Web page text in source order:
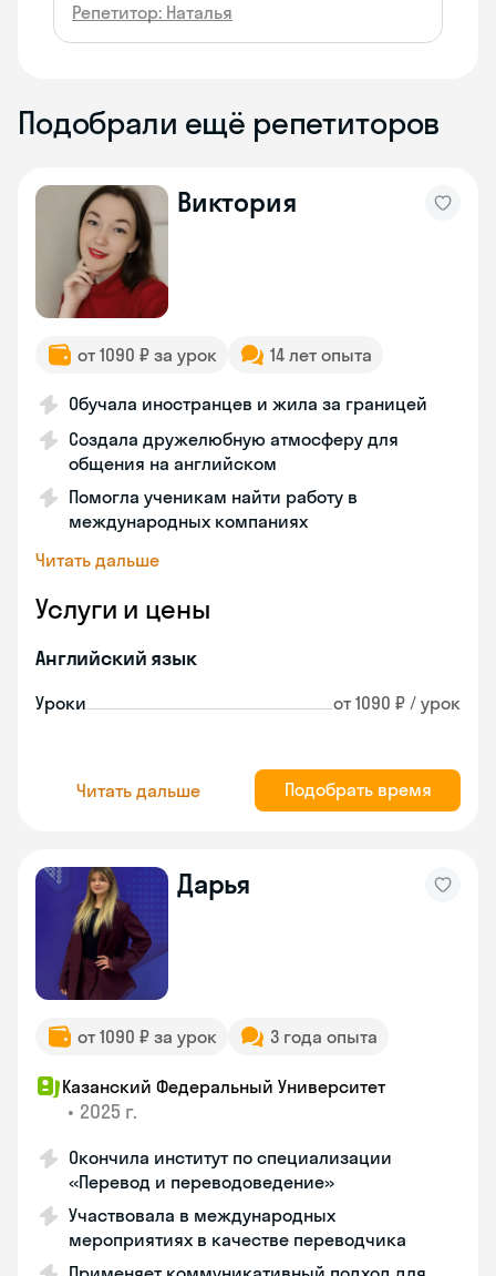
Репетитор: Наталья
Подобрали ещё репетиторов
Виктория
от 1090 ₽ за урок 14 лет опыта
Обучала иностранцев и жила за границей
Создала дружелюбную атмосферу для
общения на английском
Помогла ученикам найти работу в
международных компаниях
Читать дальше
Услуги и цены
Английский язык
Уроки от 1090 ₽ / урок
Читать дальше Подобрать время
Дарья
от 1090 ₽ за урок 3 года опыта
Казанский Федеральный Университет
• 2025 г.
Окончила институт по специализации
«Перевод и переводоведение»
Участвовала в международных
мероприятиях в качестве переводчика